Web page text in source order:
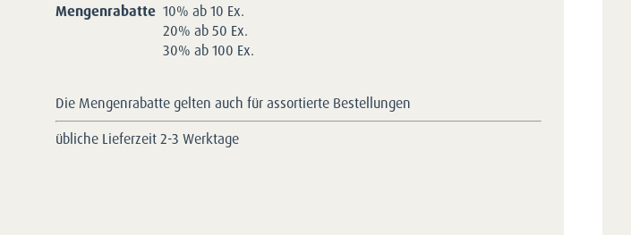
Mengenrabatte 10% ab 10 Ex.
20% ab 50 Ex.
30% ab 100 Ex.
Die Mengenrabatte gelten auch für assortierte Bestellungen
übliche Lieferzeit 2-3 Werktage